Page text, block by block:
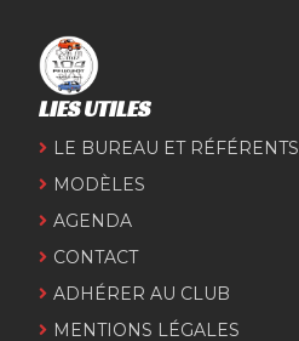
LIES UTILES
LE BUREAU ET RÉFÉRENTS
MODÈLES
AGENDA
CONTACT
ADHÉRER AU CLUB
MENTIONS LÉGALES